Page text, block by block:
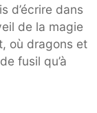
d’écrire dans
de la magie
où dragons et
fusil qu’à